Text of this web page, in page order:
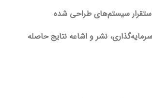
سیستم‌های طراحی شده
نشر و اشاعه نتایج حاصله